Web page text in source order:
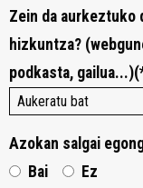
Zein da aurkeztuko
hizkuntza?
podkasta,
Azokan salgai
Bai
Ez